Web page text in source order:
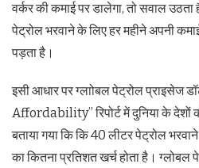
वर्कर की कमाई पर डालेगा, तो सवाल
पेट्रोल भरवाने के लिए हर महीने अपनी
पड़ता है।
इसी आधार पर ग्लाोबल पेट्रोल प्राइसेज
Affordability” रिपोर्ट में दुनिया के देशों
बताया गया कि कि 40 लीटर पेट्रोल
का कितना प्रतिशत खर्च होता है।